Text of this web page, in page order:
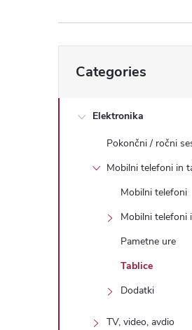
e
b
a categories
Categories
Elektronika
Pokončni / ročni
Mobilni telefoni in
Mobilni telefoni
Mobilni telefoni
Pametne ure
Tablice
Dodatki
TV, video, avdio